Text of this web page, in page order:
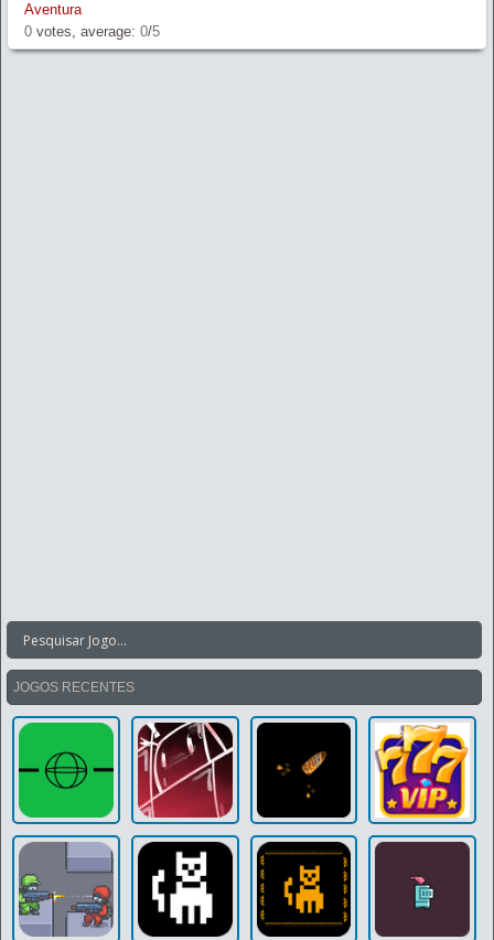
Aventura
0 votes, average: 0/5
JOGOS RECENTES